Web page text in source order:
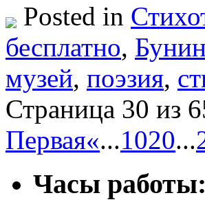
Posted in
бесплатно, Бунин
музей, поэзия,
Страница 30 из
Первая«...1020...
Часы работы: